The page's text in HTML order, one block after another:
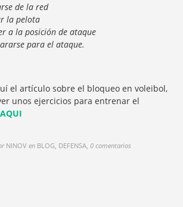
de la red
la pelota
a la posición de ataque
para el ataque.
el artículo sobre el bloqueo en voleibol,
unos ejercicios para entrenar el
AQUI
NINOV en BLOG, DEFENSA ,0 comentarios